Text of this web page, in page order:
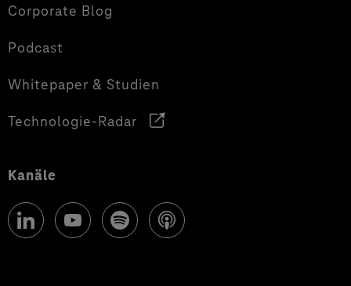
Corporate Blog
Podcast
Whitepaper & Studien
Technologie-Radar
Kanäle